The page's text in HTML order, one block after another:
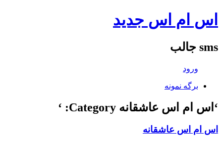
اس ام اس جدید
sms جالب
ورود
برگه نمونه
‘اس ام اس عاشقانه Category: ‘
اس ام اس عاشقانه